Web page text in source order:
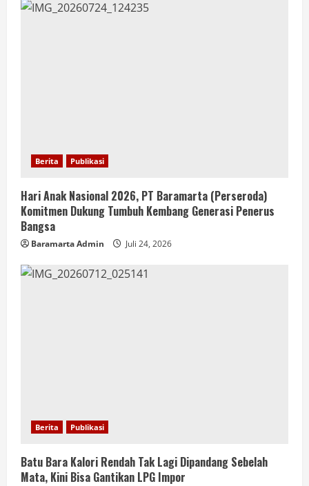
Berita Publikasi
Hari Anak Nasional 2026, PT Baramarta (Perseroda)
Komitmen Dukung Tumbuh Kembang Generasi Penerus
Bangsa
Baramarta Admin Juli 24, 2026
Berita Publikasi
Batu Bara Kalori Rendah Tak Lagi Dipandang Sebelah
Mata, Kini Bisa Gantikan LPG Impor